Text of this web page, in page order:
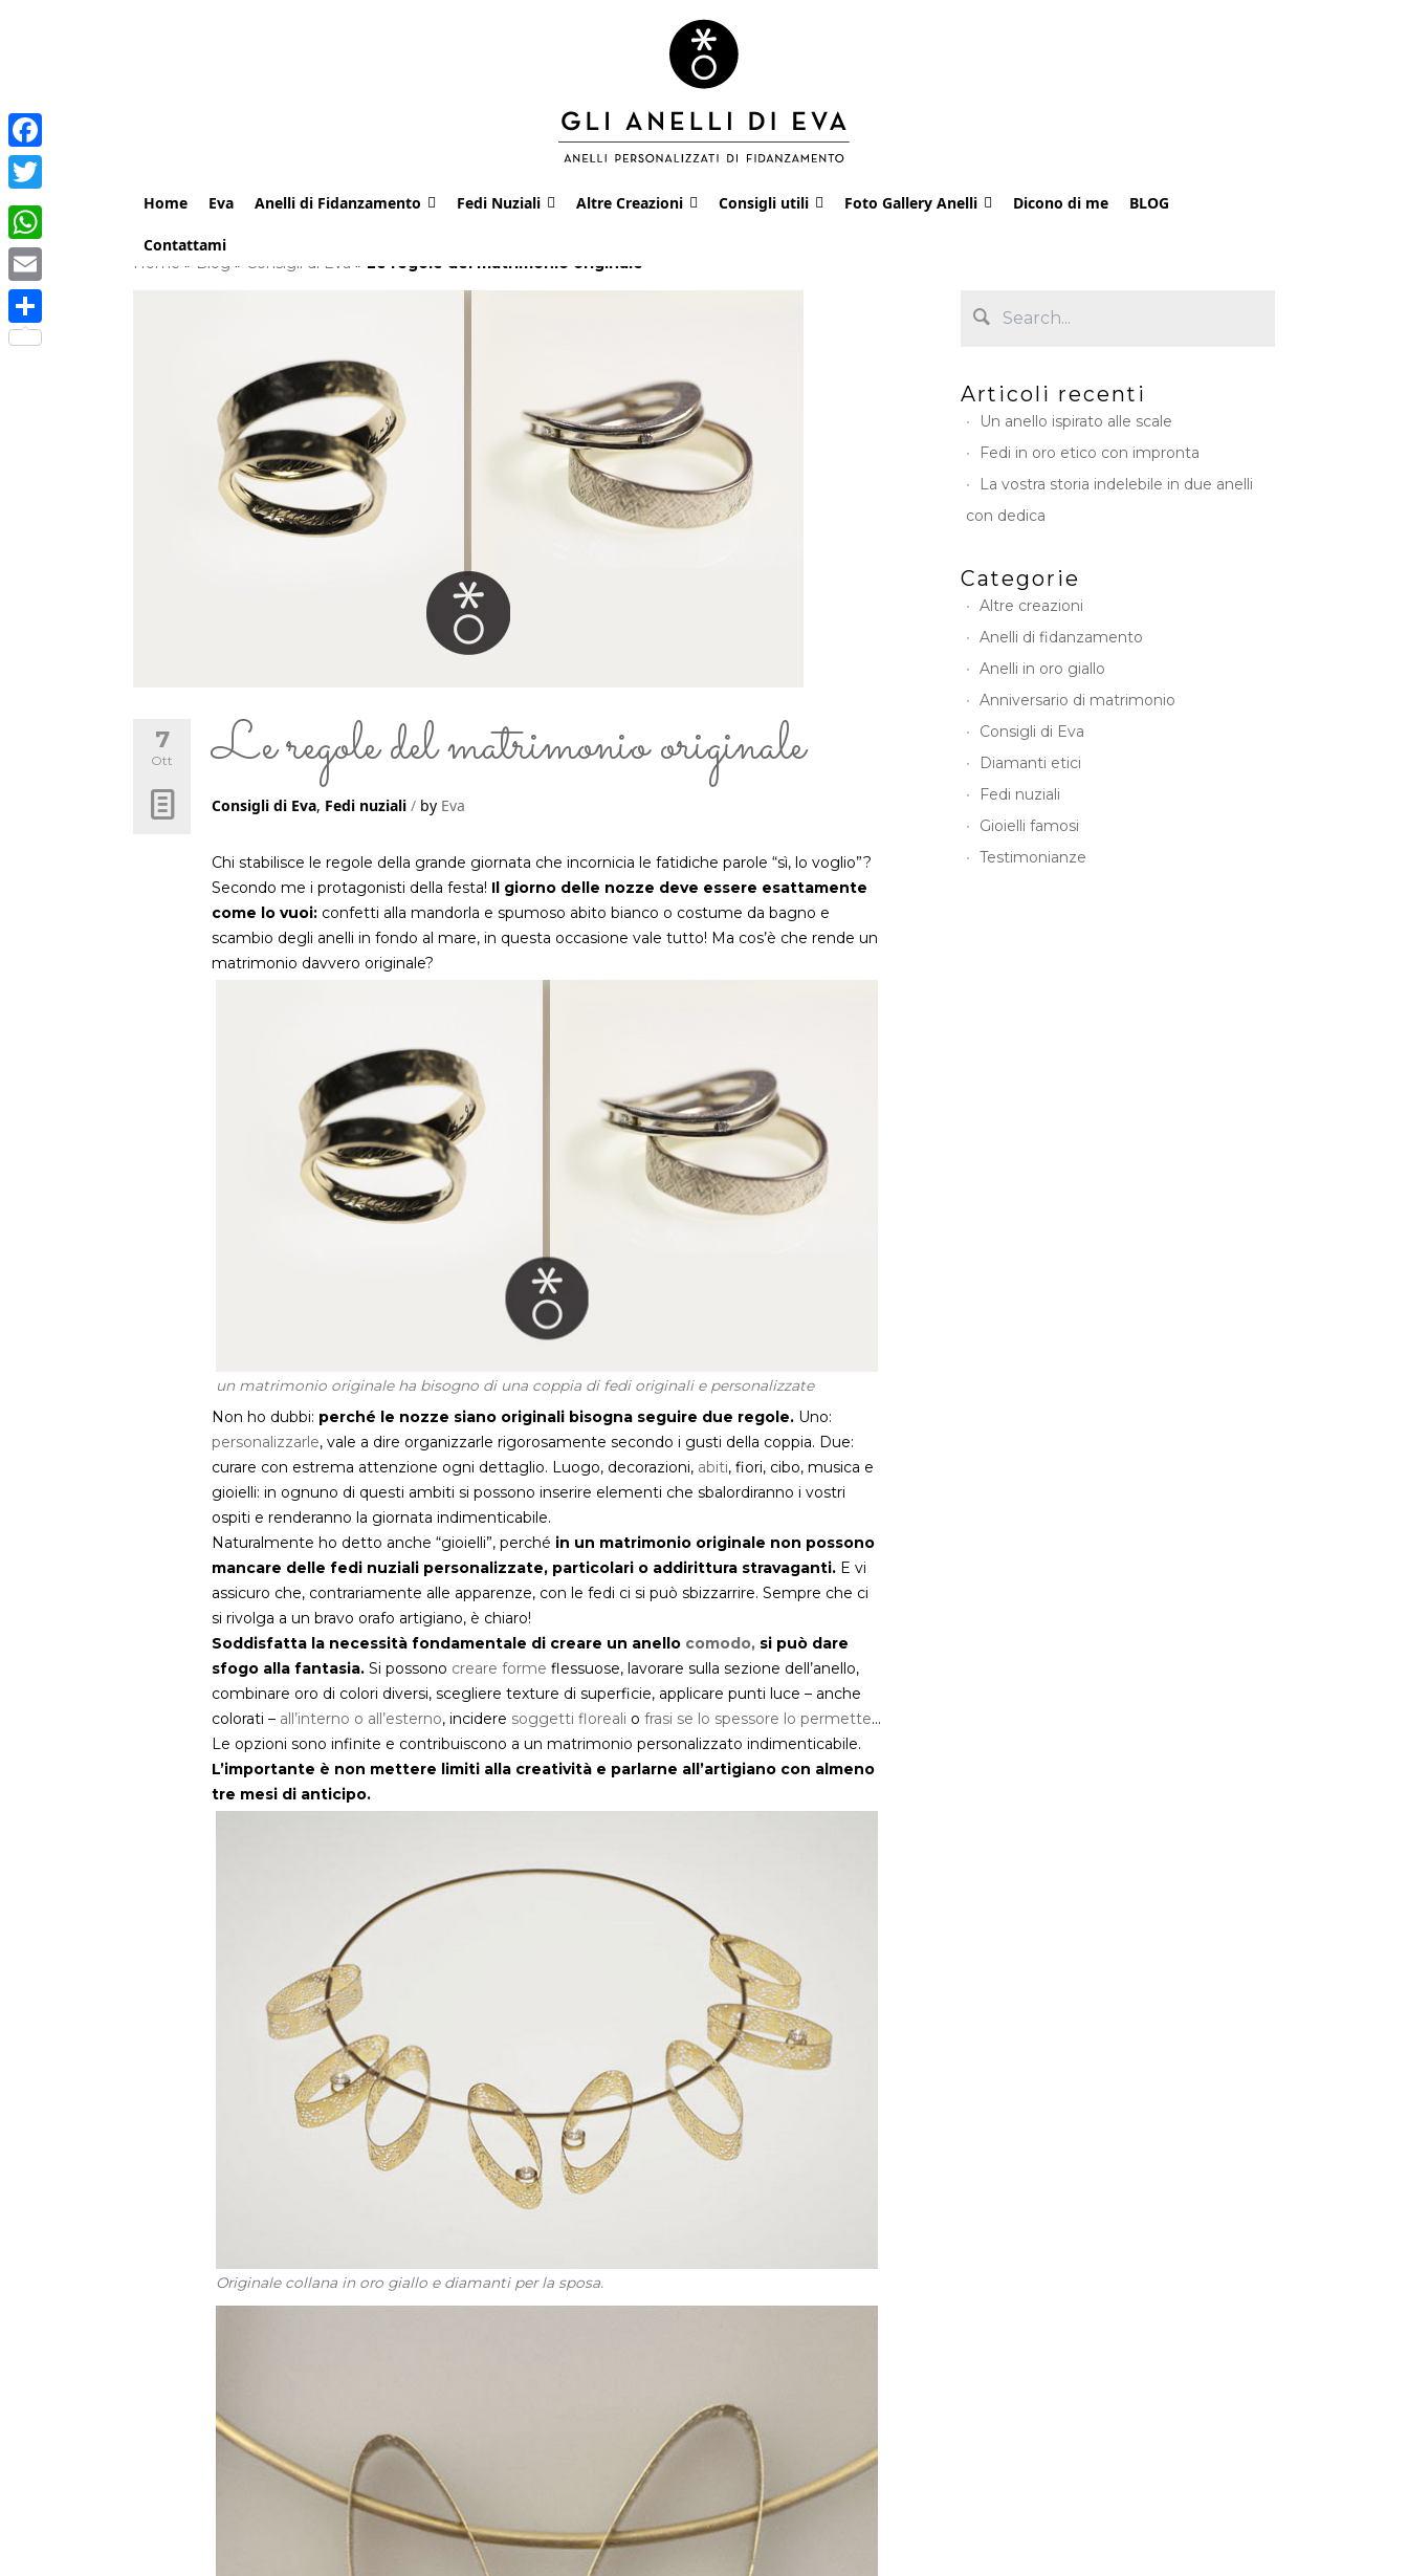
Home Eva Anelli di Fidanzamento Fedi Nuziali Altre Creazioni Consigli utili Foto Gallery Anelli Dicono di me BLOG
Contattami
Home » Blog » Consigli di Eva » Le regole del matrimonio originale
7
Ott Le regole del matrimonio originale
Consigli di Eva, Fedi nuziali by Eva
Chi stabilisce le regole della grande giornata che incornicia le fatidiche parole “sì, lo voglio”?
Secondo me i protagonisti della festa! Il giorno delle nozze deve essere esattamente
come lo vuoi: confetti alla mandorla e spumoso abito bianco o costume da bagno e
scambio degli anelli in fondo al mare, in questa occasione vale tutto! Ma cos’è che rende un
matrimonio davvero originale?
un matrimonio originale ha bisogno di una coppia di fedi originali e personalizzate
Non ho dubbi: perché le nozze siano originali bisogna seguire due regole. Uno:
personalizzarle, vale a dire organizzarle rigorosamente secondo i gusti della coppia. Due:
curare con estrema attenzione ogni dettaglio. Luogo, decorazioni, abiti, fiori, cibo, musica e
gioielli: in ognuno di questi ambiti si possono inserire elementi che sbalordiranno i vostri
ospiti e renderanno la giornata indimenticabile.
Naturalmente ho detto anche “gioielli”, perché in un matrimonio originale non possono
mancare delle fedi nuziali personalizzate, particolari o addirittura stravaganti. E vi
assicuro che, contrariamente alle apparenze, con le fedi ci si può sbizzarrire. Sempre che ci
si rivolga a un bravo orafo artigiano, è chiaro!
Soddisfatta la necessità fondamentale di creare un anello comodo, si può dare
sfogo alla fantasia. Si possono creare forme flessuose, lavorare sulla sezione dell’anello,
combinare oro di colori diversi, scegliere texture di superficie, applicare punti luce – anche
colorati – all’interno o all’esterno, incidere soggetti floreali o frasi se lo spessore lo permette…
Le opzioni sono infinite e contribuiscono a un matrimonio personalizzato indimenticabile.
L’importante è non mettere limiti alla creatività e parlarne all’artigiano con almeno
tre mesi di anticipo.
Originale collana in oro giallo e diamanti per la sposa.
Articoli recenti
Un anello ispirato alle scale
Fedi in oro etico con impronta
La vostra storia indelebile in due anelli
con dedica
Categorie
Altre creazioni
Anelli di fidanzamento
Anelli in oro giallo
Anniversario di matrimonio
Consigli di Eva
Diamanti etici
Fedi nuziali
Gioielli famosi
Testimonianze
Facebook
Twitter
WhatsApp
Email
Share